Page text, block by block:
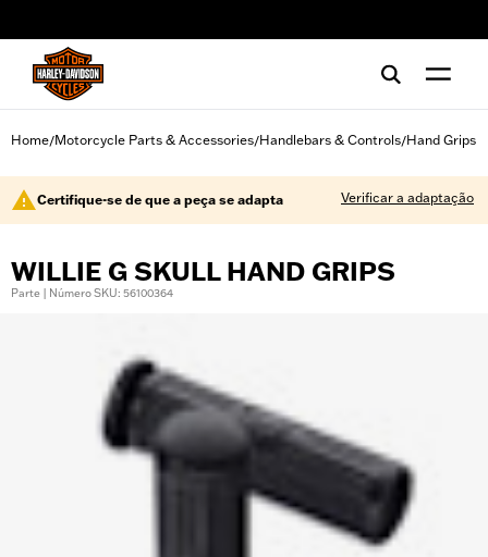
Home/Motorcycle Parts & Accessories/Handlebars & Controls/Hand Grips
Certifique-se de que a peça se adapta Verificar a adaptação
WILLIE G SKULL HAND GRIPS
Parte | Número SKU: 56100364